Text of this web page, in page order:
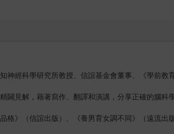
神經科學研究所教授、信誼基金會董事、《學前教
闢見解，藉著寫作、翻譯和演講，分享正確的腦科
格》（信誼出版）、《養男育女調不同》（遠流出